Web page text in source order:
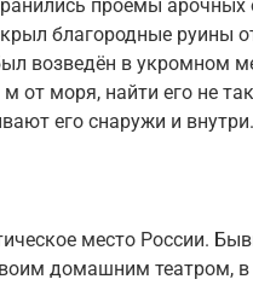
проёмы арочных
благородные руины
возведён в укромном
от моря, найти его не
его снаружи и внутри.
место России.
домашним театром,